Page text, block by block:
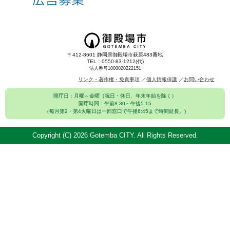
〒412-8601 静岡県御殿場市萩原483番地
TEL：0550-83-1212(代)
法人番号1000020222151
リンク・著作権・免責事項 個人情報保護 お問い合わせ
開庁日：月曜～金曜（祝日・休日、年末年始を除く）
開庁時間：午前8:30～午後5:15
（毎月第2・第4火曜日は一部窓口で午後6:45まで時間延長。)
Copyright (C) 2026 Gotemba CITY. All Rights Reserved.